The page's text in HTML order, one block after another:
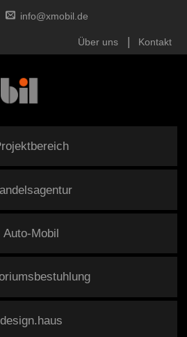
info@xmobil.de
Über uns Kontakt
Auto-Mobil
design.haus